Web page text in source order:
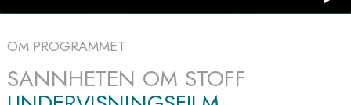
OM PROGRAMMET
SANNHETEN OM STOFF